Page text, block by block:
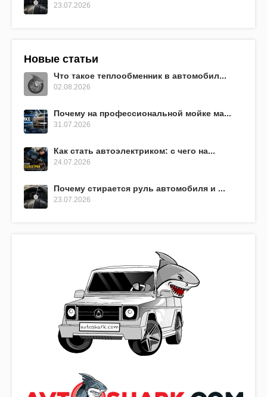
23.07.2026
Новые статьи
Что такое теплообменник в автомобил...
02.08.2026
Почему на профессиональной мойке ма...
31.07.2026
Как стать автоэлектриком: с чего на...
24.07.2026
Почему стирается руль автомобиля и ...
23.07.2026